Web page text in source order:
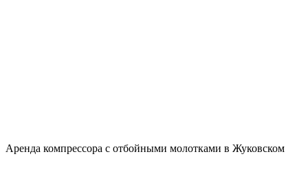
Аренда компрессора с отбойными молотками в Жуковском